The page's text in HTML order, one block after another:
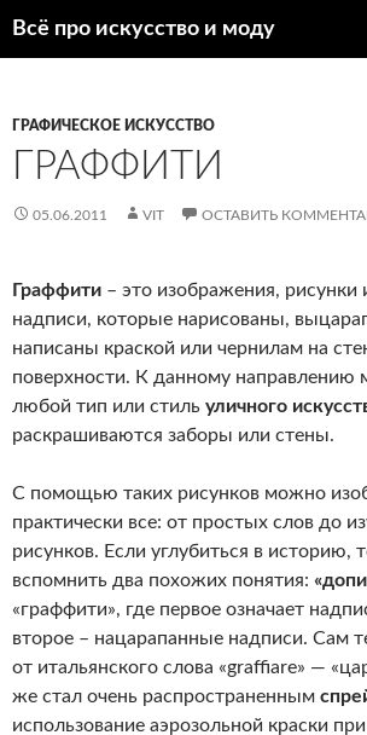
Всё про искусство и моду
ГРАФИЧЕСКОЕ ИСКУССТВО
ГРАФФИТИ
05.06.2011 VIT ОСТАВИТЬ
Граффити – это изображения, рисунки
надписи, которые нарисованы,
написаны краской или чернилам на
поверхности. К данному направлению
любой тип или стиль уличного
раскрашиваются заборы или стены.
С помощью таких рисунков можно
практически все: от простых слов до
рисунков. Если углубиться в историю,
вспомнить два похожих понятия:
«граффити», где первое означает
второе – нацарапанные надписи. Сам
от итальянского слова «graffiare» —
же стал очень распространенным
использование аэрозольной краски